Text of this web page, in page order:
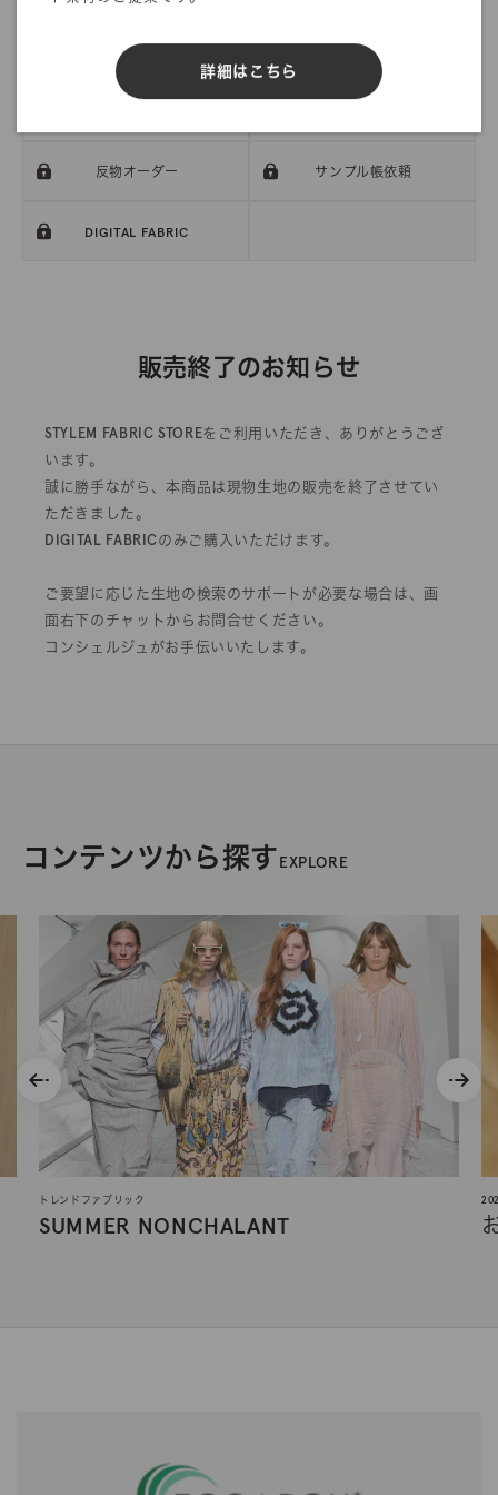
詳細はこちら
販売終了のお知らせ
STYLEM FABRIC STOREをご利用いただき、ありがとうござ
います。
誠に勝手ながら、本商品は現物生地の販売を終了させてい
ただきました。
DIGITAL FABRICのみご購入いただけます。
ご要望に応じた生地の検索のサポートが必要な場合は、画
面右下のチャットからお問合せください。
コンシェルジュがお手伝いいたします。
反物オーダー サンプル帳依頼
DIGITAL FABRIC
コンテンツから探すEXPLORE
トレンドファブリック
SUMMER NONCHALANT